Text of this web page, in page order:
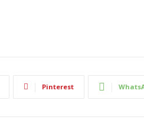
My account
Pinterest